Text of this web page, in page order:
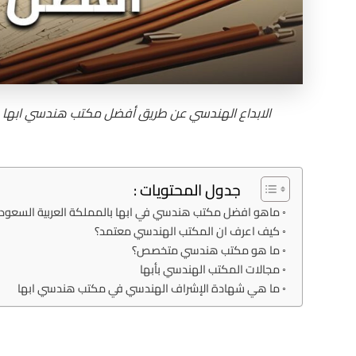
الابداع الهندسي عن طريق أفضل مكتب هندسي ابها
جدول المحتويات :
ماهو افضل مكتب هندسي في ابها بالمملكة العربية
كيف اعرف ان المكتب الهندسي معتمد؟
ما هو مكتب هندسي متخصص؟
مجالات المكتب الهندسي بأبها
ما هي شهادة الإشراف الهندسي في مكتب هندسي ابها